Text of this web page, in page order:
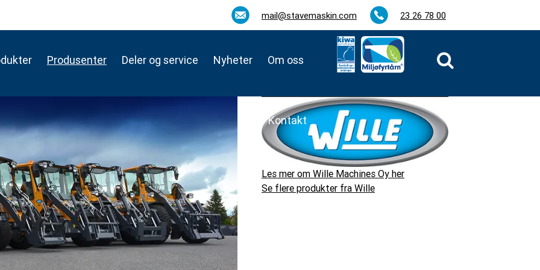
mail@stavemaskin.com 23 26 78 00
Produsenter Deler og service Nyheter Om oss
Kontakt
Les mer om Wille Machines Oy her
Se flere produkter fra Wille